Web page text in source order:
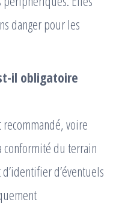
danger pour les
il obligatoire
voire
du terrain
d’éventuels